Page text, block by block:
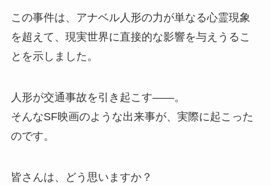
この事件は、アナベル人形の力が単なる心霊現象
を超えて、現実世界に直接的な影響を与えうるこ
とを示しました。
人形が交通事故を引き起こす――。
そんなSF映画のような出来事が、実際に起こった
のです。
皆さんは、どう思いますか？